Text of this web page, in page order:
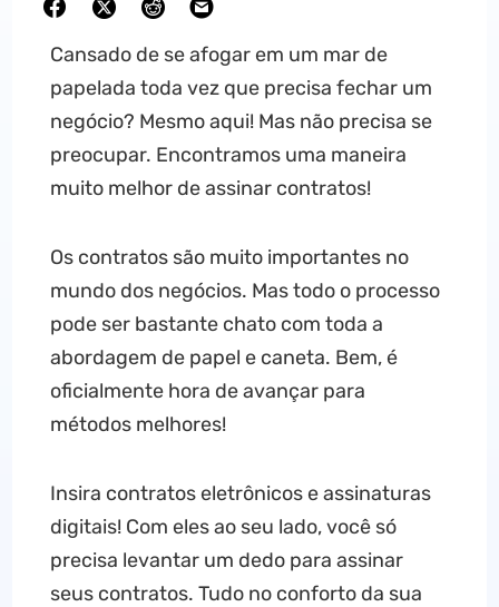
Cansado de se afogar em um mar de
papelada toda vez que precisa fechar um
negócio? Mesmo aqui! Mas não precisa se
preocupar. Encontramos uma maneira
muito melhor de assinar contratos!
Os contratos são muito importantes no
mundo dos negócios. Mas todo o processo
pode ser bastante chato com toda a
abordagem de papel e caneta. Bem, é
oficialmente hora de avançar para
métodos melhores!
Insira contratos eletrônicos e assinaturas
digitais! Com eles ao seu lado, você só
precisa levantar um dedo para assinar
seus contratos. Tudo no conforto da sua